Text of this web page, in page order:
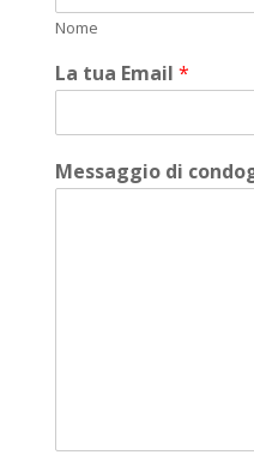
Nome
La tua Email *
Messaggio di